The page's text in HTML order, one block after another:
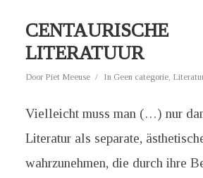
CENTAURISCHE
LITERATUUR
Door Piet Meeuse In Geen categorie,
Vielleicht muss man (…) nur
Literatur als separate,
wahrzunehmen, die durch ihre